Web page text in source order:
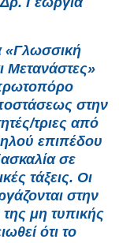
«Γλωσσική
Μετανάστες»
στην
τριες από
επιπέδου
σε
τάξεις. Οι
στην
μη τυπικής
ότι το